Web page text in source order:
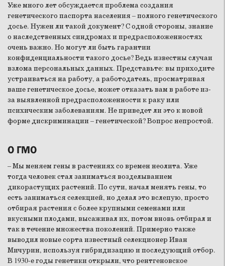
Уже много лет обсуждается проблема создания
генетического паспорта населения – полного генетического
досье. Нужен ли такой документ? С одной стороны, знание
о наследственных синдромах и предрасположенностях
очень важно. Но могут ли быть гарантии
конфиденциальности такого досье? Ведь известны случаи
взлома персональных данных. Представьте: вы приходите
устраиваться на работу, а работодатель, просматривая
ваше генетическое досье, может отказать вам в работе из-
за выявленной предрасположенности к раку или
психическим заболеваниям. Не приведет ли это к новой
форме дискриминации – генетической? Вопрос непростой.
О ГМО
– Мы меняем гены в растениях со времен неолита. Уже
тогда человек стал заниматься возделыванием
дикорастущих растений. По сути, начал менять гены, то
есть заниматься селекцией, но делал это вслепую, просто
отбирая растения с более крупными семенами или
вкусными плодами, высаживал их, потом вновь отбирал и
так в течение множества поколений. Примерно также
выводил новые сорта известный селекционер Иван
Мичурин, используя гибридизацию и последующий отбор.
В 1930-е годы генетики открыли, что рентгеновское